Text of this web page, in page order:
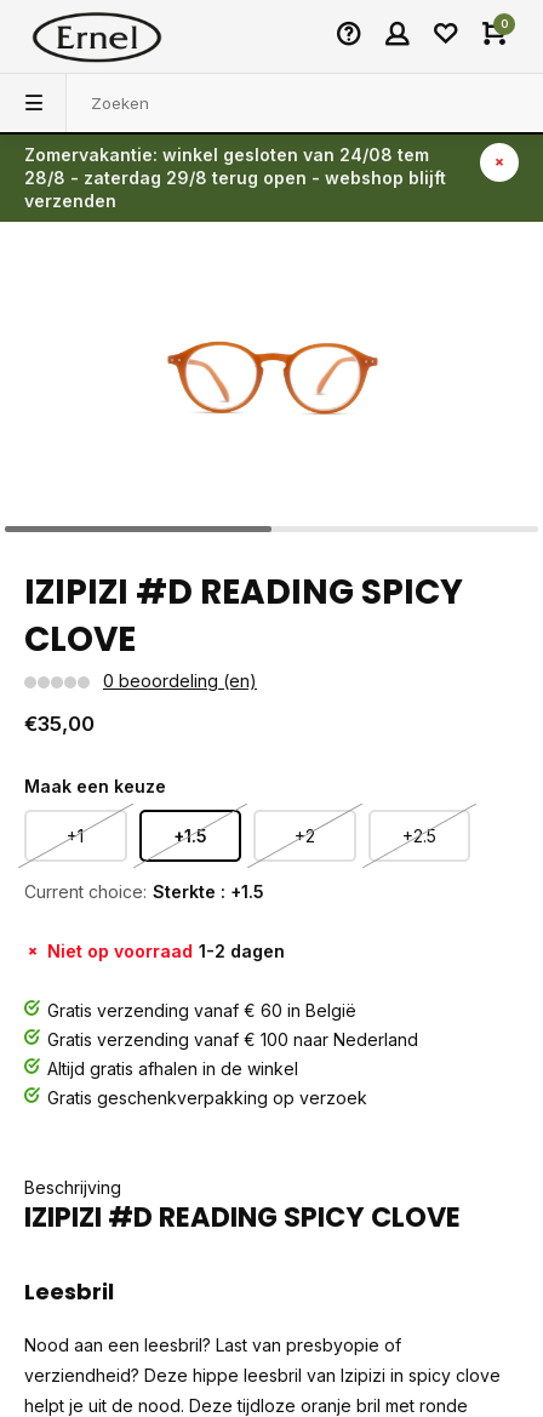
0
Zomervakantie: winkel gesloten van 24/08 tem
28/8 - zaterdag 29/8 terug open - webshop blijft
verzenden
Terug
IZIPIZI #D READING SPICY
CLOVE
0 beoordeling (en)
€35,00
Maak een keuze
+1 +1.5 +2 +2.5
Current choice: Sterkte : +1.5
Niet op voorraad 1-2 dagen
Gratis verzending vanaf € 60 in België
Gratis verzending vanaf € 100 naar Nederland
Altijd gratis afhalen in de winkel
Gratis geschenkverpakking op verzoek
Beschrijving
IZIPIZI #D READING SPICY CLOVE
Leesbril
Nood aan een leesbril? Last van presbyopie of
verziendheid? Deze hippe leesbril van Izipizi in spicy clove
helpt je uit de nood. Deze tijdloze oranje bril met ronde